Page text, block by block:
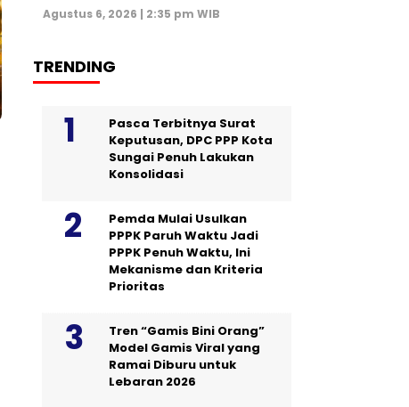
Agustus 6, 2026 | 2:35 pm WIB
TRENDING
Pasca Terbitnya Surat
Keputusan, DPC PPP Kota
Sungai Penuh Lakukan
Konsolidasi
Pemda Mulai Usulkan
PPPK Paruh Waktu Jadi
PPPK Penuh Waktu, Ini
Mekanisme dan Kriteria
Prioritas
Tren “Gamis Bini Orang”
Model Gamis Viral yang
Ramai Diburu untuk
Lebaran 2026